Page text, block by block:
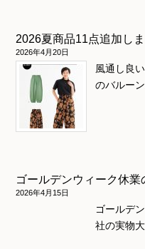
2026夏商品11点追加しま
2026年4月20日
風通し良
のバルー
ゴールデンウィーク休業
2026年4月15日
ゴールデ
社の実物